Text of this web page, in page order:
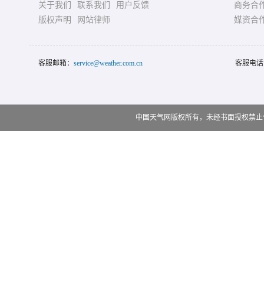
关于我们 联系我们
用户反馈
版权声明
网站律师
商务合
媒资合
客服邮箱： service@weather.com.cn 客服电
中国天气网版权所有，未经书面授权